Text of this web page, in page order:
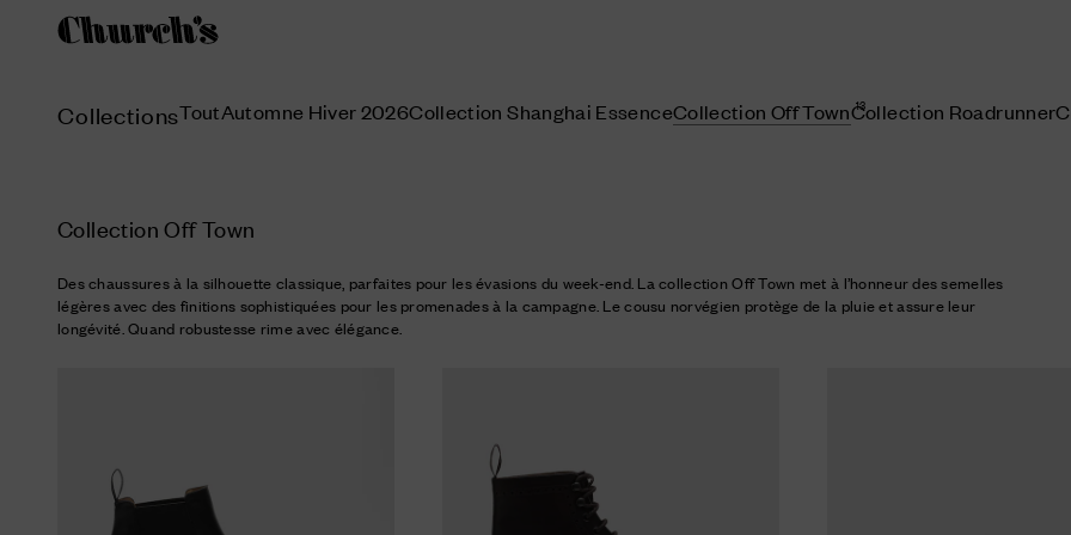
CollectionsToutAutomne Hiver 2026Collection Shanghai EssenceCollection Off Town 13
Collection Roadrunner
Collection Off Town
Des chaussures à la silhouette classique, parfaites pour les évasions du week-end. La collection Off Town met à l’honneur des semelles
légères avec des finitions sophistiquées pour les promenades à la campagne. Le cousu norvégien protège de la pluie et assure leur
longévité. Quand robustesse rime avec élégance.